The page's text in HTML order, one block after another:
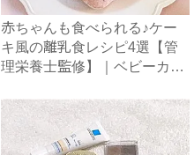
赤ちゃんも食べられる♪ケー
キ風の離乳食レシピ4選【管
理栄養士監修】｜ベビーカレ